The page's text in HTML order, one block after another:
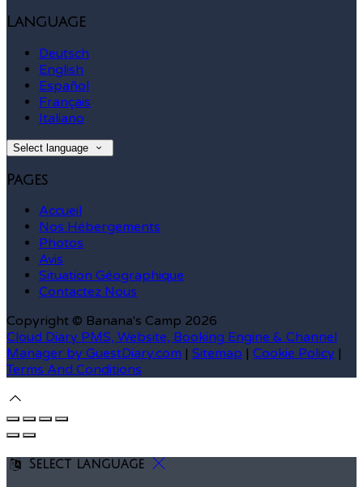
Language
Deutsch
English
Español
Français
Italiano
Select language
Pages
Accueil
Nos Hébergements
Photos
Avis
Situation Géographique
Contactez Nous
Copyright © Banana's Camp 2026
Cloud Diary PMS, Website, Booking Engine & Channel
Manager by GuestDiary.com | Sitemap | Cookie Policy |
Terms And Conditions
Select language